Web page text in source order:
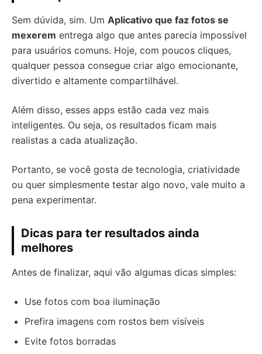
Sem dúvida, sim. Um Aplicativo que faz fotos se
mexerem entrega algo que antes parecia impossível
para usuários comuns. Hoje, com poucos cliques,
qualquer pessoa consegue criar algo emocionante,
divertido e altamente compartilhável.
Além disso, esses apps estão cada vez mais
inteligentes. Ou seja, os resultados ficam mais
realistas a cada atualização.
Portanto, se você gosta de tecnologia, criatividade
ou quer simplesmente testar algo novo, vale muito a
pena experimentar.
Dicas para ter resultados ainda
melhores
Antes de finalizar, aqui vão algumas dicas simples:
Use fotos com boa iluminação
Prefira imagens com rostos bem visíveis
Evite fotos borradas